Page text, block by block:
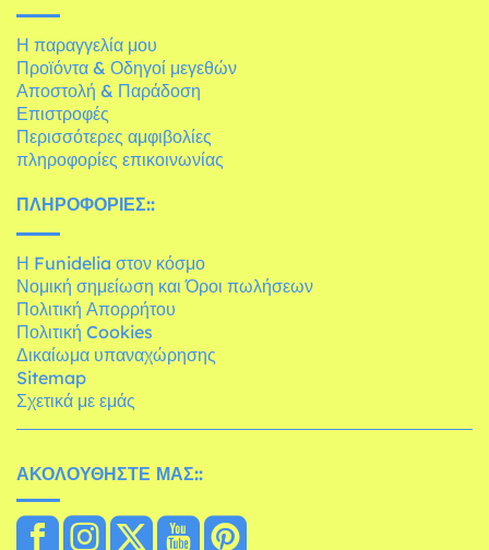
Η παραγγελία μου
Προϊόντα & Οδηγοί μεγεθών
Αποστολή & Παράδοση
Επιστροφές
Περισσότερες αμφιβολίες
πληροφορίες επικοινωνίας
ΠΛΗΡΟΦΟΡΊΕΣ::
Η Funidelia στον κόσμο
Νομική σημείωση και Όροι πωλήσεων
Πολιτική Απορρήτου
Πολιτική Cookies
Δικαίωμα υπαναχώρησης
Sitemap
Σχετικά με εμάς
ΑΚΟΛΟΥΘΉΣΤΕ ΜΑΣ::